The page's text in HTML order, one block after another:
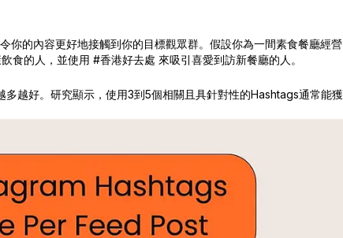
的內容更好地接觸到你的目標觀眾群。假設你為一間素食餐廳經營
食的人，並使用 #香港好去處 來吸引喜愛到訪新餐廳的人。
越好。研究顯示，使用3到5個相關且具針對性的Hashtags通常能獲